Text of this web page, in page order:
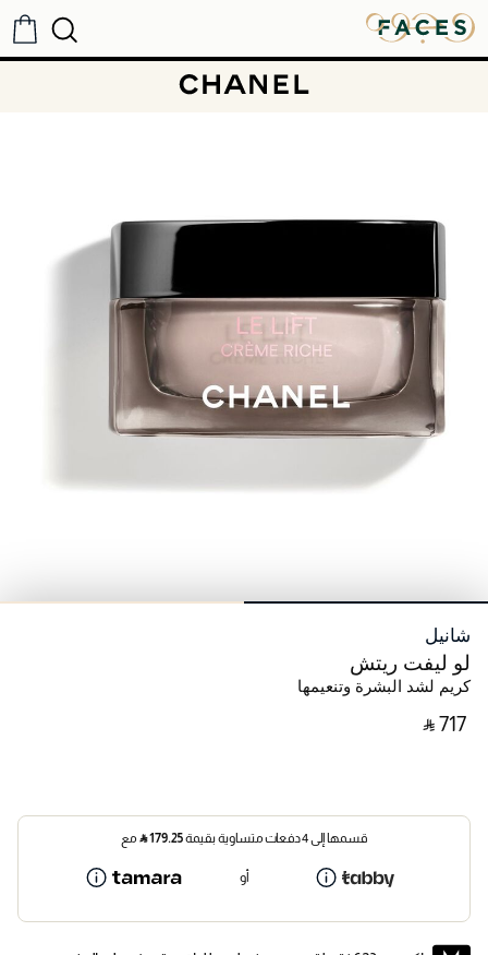
شانيل
لو ليفت ريتش
كريم لشد البشرة وتنعيمها
‎ ⃁ ⁦717⁩ ‎
قسمها إلى 4 دفعات متساوية بقيمة 179.25
⃁ مع
أو